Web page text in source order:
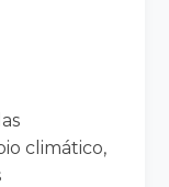
climático,